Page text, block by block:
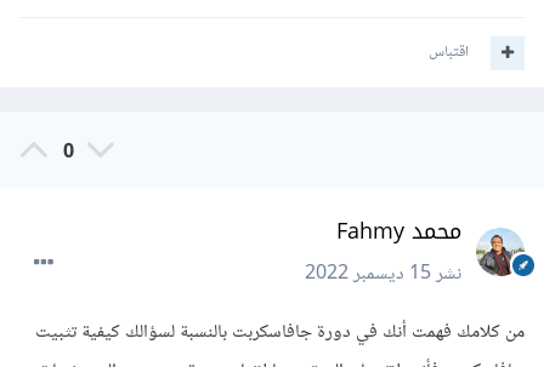
اقتباس
0
محمد Fahmy
نشر15 ديسمبر 2022
من كلامك فهمت أنك في دورة جافاسكربت بالنسبة لسؤالك كيفية تثبيت